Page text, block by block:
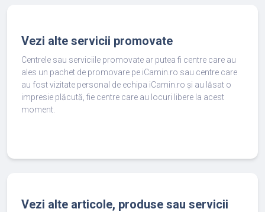
Vezi alte servicii promovate
Centrele sau serviciile promovate ar putea fi centre care au
ales un pachet de promovare pe iCamin.ro sau centre care
au fost vizitate personal de echipa iCamin.ro și au lăsat o
impresie plăcută, fie centre care au locuri libere la acest
moment.
Vezi alte articole, produse sau servicii